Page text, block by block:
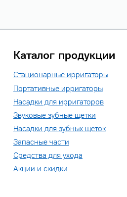
Каталог продукции
Стационарные ирригаторы
Портативные ирригаторы
Насадки для ирригаторов
Звуковые зубные щетки
Насадки для зубных щеток
Запасные части
Средства для ухода
Акции и скидки